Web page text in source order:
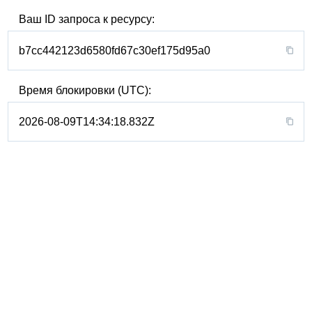
Ваш ID запроса к ресурсу:
b7cc442123d6580fd67c30ef175d95a0
Время блокировки (UTC):
2026-08-09T14:34:18.832Z